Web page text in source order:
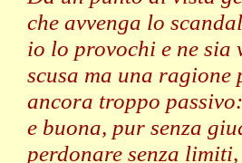
che avvenga lo
io lo provochi e ne
scusa ma una ragione
ancora troppo
e buona, pur senza
perdonare senza